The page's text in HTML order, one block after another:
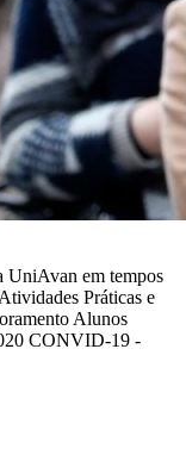
UniAvan em tempos
Práticas e
Alunos
CONVID-19 -